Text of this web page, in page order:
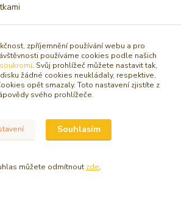
kategoriích
cm
zpříjemnění používání webu a pro
používáme cookies podle našich
. Svůj prohlížeč můžete nastavit tak,
žádné cookies neukládaly, respektive,
opět smazaly. Toto nastavení zjistíte z
svého prohlížeče.
Souhlasím
můžete odmítnout zde.